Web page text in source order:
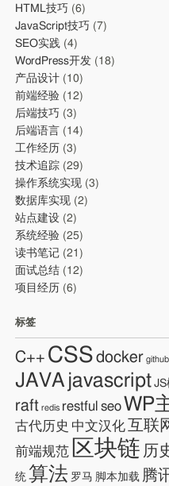
HTML技巧 (6)
JavaScript技巧 (7)
SEO实践 (4)
WordPress开发 (18)
产品设计 (10)
前端经验 (12)
后端技巧 (3)
后端语言 (14)
工作经历 (3)
技术追踪 (29)
操作系统实现 (3)
数据库实现 (2)
站点建设 (2)
系统经验 (25)
读书笔记 (21)
面试总结 (12)
项目经历 (6)
标签
C++ CSS docker github
JAVA javascript JS
raft redis restful seo WP
古代历史 中文汉化互联
前端规范 区块链 历
统 算法 罗马 脚本加载 腾